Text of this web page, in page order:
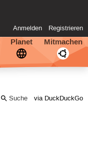
Anmelden Registrieren
Planet Mitmachen
via DuckDuckGo